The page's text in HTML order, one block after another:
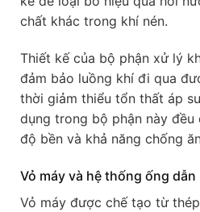
chất khác trong khí nén.
Thiết kế của bộ phận xử lý
đảm bảo luồng khí đi qua
thời giảm thiểu tổn thất áp
dụng trong bộ phận này
độ bền và khả năng chống
Vỏ máy và hệ thống ống dẫn
Vỏ máy được chế tạo từ